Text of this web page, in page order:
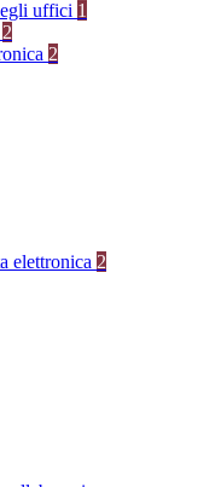
uffici 1
2
2
elettronica 2